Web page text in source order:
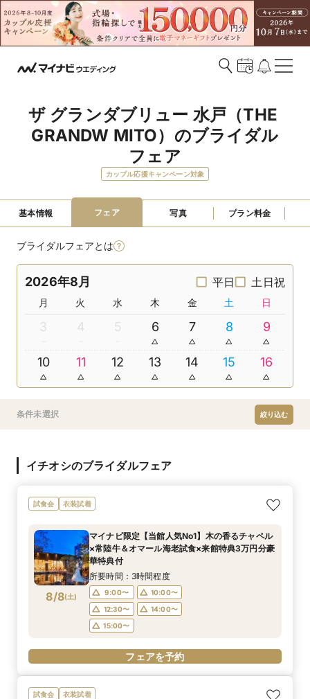
ザ グランダブリュー 水戸（THE
GRANDW MITO）のブライダル
フェア
カップル応援キャンペーン対象
基本情報 フェア 写真 プラン料金
ブライダルフェアとは
2026年8月 平日 土日祝
月 火 水 木 金 土 日
3 4 5 6 7 8 9
10 11 12 13 14 15 16
条件未選択 絞り込む
イチオシのブライダルフェア
試食会 衣装試着
8/8(土)
マイナビ限定【当館人気No1】木の香るチャペル
×常陸牛＆オマール海老試食×来館特典3万円分豪
華特典付
所要時間：3時間程度
9:00〜
10:00〜
12:30〜
14:00〜
15:00〜
フェアを予約
試食会 衣装試着